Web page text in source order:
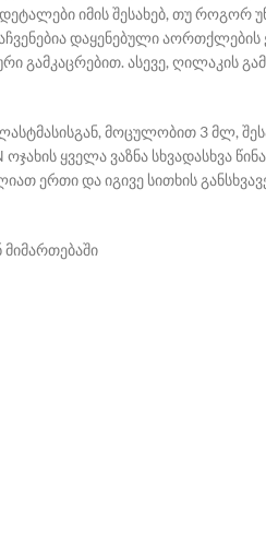
იმის შესახებ, თუ
დაყენებული
გამკაცრებით. ასევე,
მოცულობით 3 მლ,
ყველა ვაზნა სხვადასხვა
ერთი და იგივე სითხის